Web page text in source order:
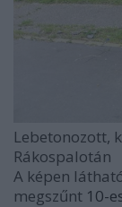
Lebetonozott,
Rákospalotán
A képen
megszűnt 10-